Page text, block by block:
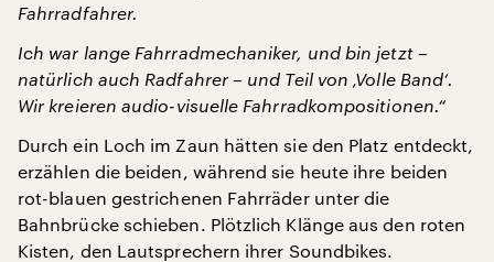
Fahrradfahrer.
Ich war lange Fahrradmechaniker, und bin jetzt –
natürlich auch Radfahrer – und Teil von ‚Volle Band‘.
Wir kreieren audio-visuelle Fahrradkompositionen.“
Durch ein Loch im Zaun hätten sie den Platz entdeckt,
erzählen die beiden, während sie heute ihre beiden
rot-blauen gestrichenen Fahrräder unter die
Bahnbrücke schieben. Plötzlich Klänge aus den roten
Kisten, den Lautsprechern ihrer Soundbikes.